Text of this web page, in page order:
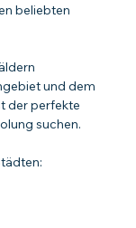
beliebten
und dem
der perfekte
suchen.